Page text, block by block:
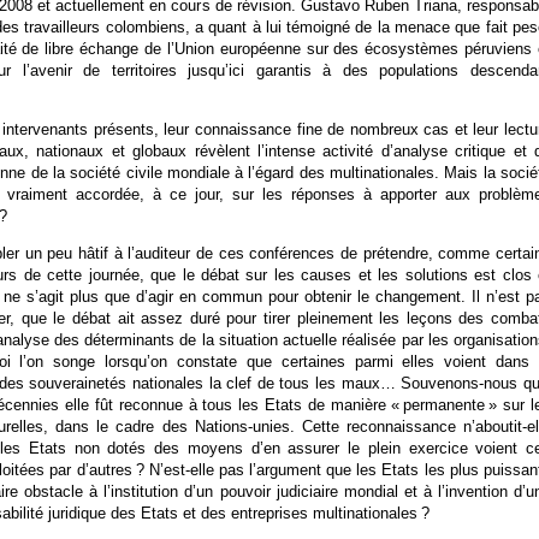
et actuellement en cours de révision. Gustavo Ruben Triana,
travailleurs colombiens, a quant à lui témoigné de la menace que fait
de libre échange de l’Union européenne sur des écosystèmes péruviens
l’avenir de territoires jusqu’ici garantis à des populations
intervenants présents, leur connaissance fine de nombreux cas et leur
nationaux et globaux révèlent l’intense activité d’analyse critique et
de la société civile mondiale à l’égard des multinationales. Mais la
vraiment accordée, à ce jour, sur les réponses à apporter aux
un peu hâtif à l’auditeur de ces conférences de prétendre, comme
de cette journée, que le débat sur les causes et les solutions est clos
ne s’agit plus que d’agir en commun pour obtenir le changement. Il n’est
que le débat ait assez duré pour tirer pleinement les leçons des
des déterminants de la situation actuelle réalisée par les
l’on songe lorsqu’on constate que certaines parmi elles voient dans
souverainetés nationales la clef de tous les maux… Souvenons-nous
elle fût reconnue à tous les Etats de manière « permanente » sur
dans le cadre des Nations-unies. Cette reconnaissance n’aboutit-
Etats non dotés des moyens d’en assurer le plein exercice voient
par d’autres ? N’est-elle pas l’argument que les Etats les plus
obstacle à l’institution d’un pouvoir judiciaire mondial et à l’invention
juridique des Etats et des entreprises multinationales ?